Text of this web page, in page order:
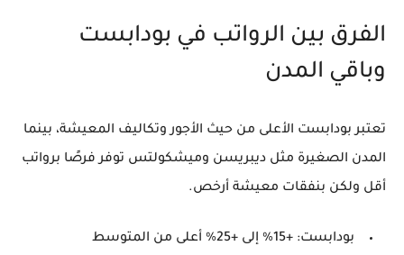
الفرق بين الرواتب في بودابست
وباقي المدن
تعتبر بودابست الأعلى من حيث الأجور وتكاليف المعيشة، بينما
المدن الصغيرة مثل ديبريسن وميشكولتس توفر فرصًا برواتب
أقل ولكن بنفقات معيشة أرخص.
بودابست: +15% إلى +25% أعلى من المتوسط